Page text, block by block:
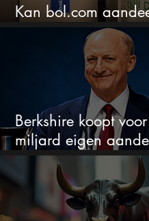
Kan bol.com
nieuw leven
Berkshire koopt
miljard eigen
zegt veel over de